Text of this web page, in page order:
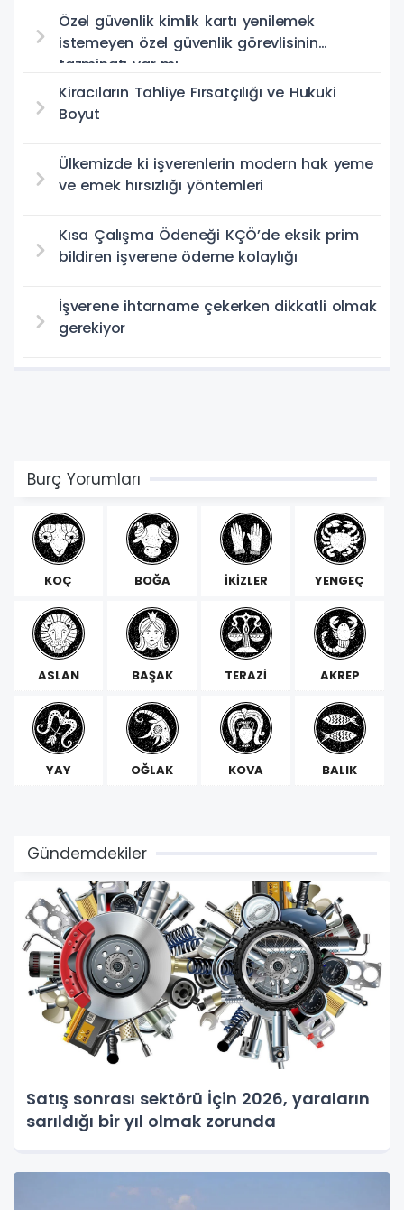
Özel güvenlik kimlik kartı yenilemek
istemeyen özel güvenlik görevlisinin
tazminatı var mı
Kiracıların Tahliye Fırsatçılığı ve Hukuki
Boyut
Ülkemizde ki işverenlerin modern hak yeme
ve emek hırsızlığı yöntemleri
Kısa Çalışma Ödeneği KÇÖ’de eksik prim
bildiren işverene ödeme kolaylığı
İşverene ihtarname çekerken dikkatli olmak
gerekiyor
Burç Yorumları
KOÇ BOĞA İKİZLER YENGEÇ
ASLAN BAŞAK TERAZİ AKREP
YAY OĞLAK KOVA BALIK
Gündemdekiler
Satış sonrası sektörü İçin 2026, yaraların
sarıldığı bir yıl olmak zorunda